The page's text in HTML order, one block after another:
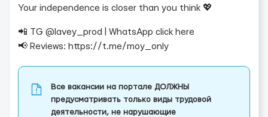
Your independence is closer than you think 💖
📲 TG @lavey_prod | WhatsApp click here
📢 Reviews: https://t.me/moy_only
Все вакансии на портале ДОЛЖНЫ
предусматривать только виды трудовой
деятельности, не нарушающие